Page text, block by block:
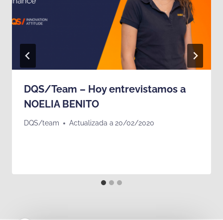
DQS/Team – Hoy entrevistamos a
NOELIA BENITO
DQS/team Actualizada a 20/02/2020